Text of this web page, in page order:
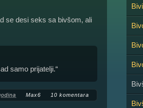
se desi seks sa bivšom, ali
samo prijatelji.“
Max6 10 komentara